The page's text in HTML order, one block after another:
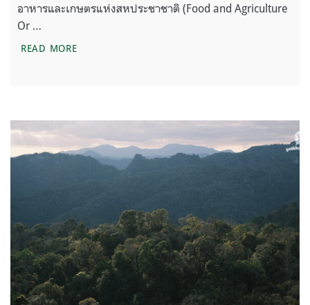
อาหารและเกษตรแห่งสหประชาชาติ (Food and Agriculture
Or …
READ MOREสถานการณ์ป่าไม้ไทย 2565